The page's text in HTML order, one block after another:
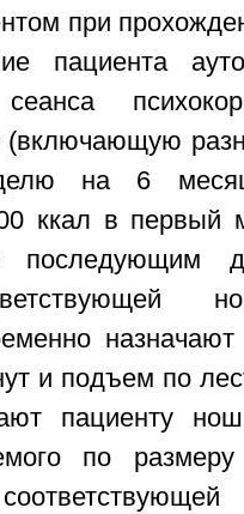
при
пациента
на 6
ккал в первый
последующим
и подъем по
пациенту
по